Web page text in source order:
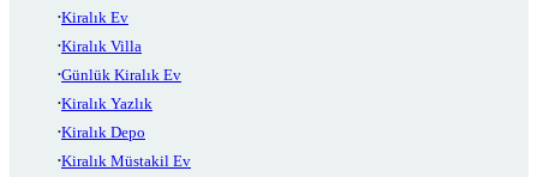
Kiralık Ev
Kiralık Villa
Günlük Kiralık Ev
Kiralık Yazlık
Kiralık Depo
Kiralık Müstakil Ev